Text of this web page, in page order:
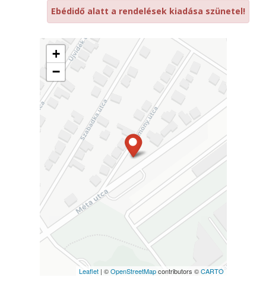
+
−
Leaflet| ©OpenStreetMapcontributors ©CARTO
Ebédidő alatt a rendelések kiadása szünetel!